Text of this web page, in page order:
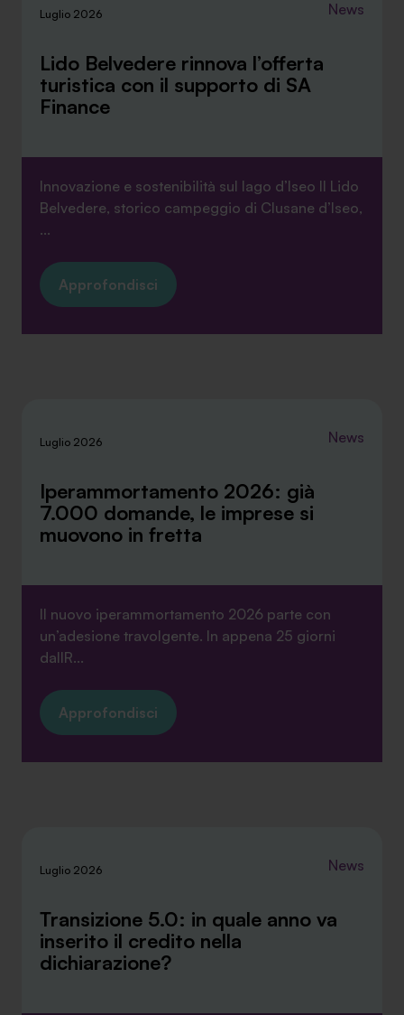
Luglio 2026 News
Lido Belvedere rinnova l’offerta
turistica con il supporto di SA
Finance
Innovazione e sostenibilità sul lago d’Iseo Il Lido
Belvedere, storico campeggio di Clusane d’Iseo,
...
Approfondisci
Luglio 2026 News
Iperammortamento 2026: già
7.000 domande, le imprese si
muovono in fretta
Il nuovo iperammortamento 2026 parte con
un’adesione travolgente. In appena 25 giorni
dallR...
Approfondisci
Luglio 2026 News
Transizione 5.0: in quale anno va
inserito il credito nella
dichiarazione?